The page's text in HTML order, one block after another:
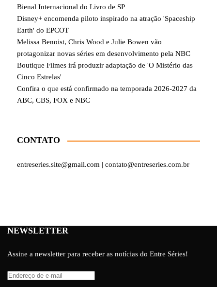
Bienal Internacional do Livro de SP
Disney+ encomenda piloto inspirado na atração 'Spaceship
Earth' do EPCOT
Melissa Benoist, Chris Wood e Julie Bowen vão
protagonizar novas séries em desenvolvimento pela NBC
Boutique Filmes irá produzir adaptação de 'O Mistério das
Cinco Estrelas'
Confira o que está confirmado na temporada 2026-2027 da
ABC, CBS, FOX e NBC
CONTATO
entreseries.site@gmail.com | contato@entreseries.com.br
NEWSLETTER
Assine a newsletter para receber as notícias do Entre Séries!
Endereço